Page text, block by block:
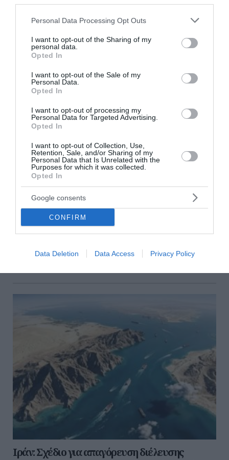
Please note that this website/app uses one or more Google
not limited to your visit or usage behaviour. You may click to
grant or deny consent to Google and its third-party tags to
use your data for below specified purposes in below Google
consent section.
Personal Data Processing Opt Outs
I want to opt-out of the Sharing of my
personal data.
Opted In
I want to opt-out of the Sale of my
Personal Data.
Opted In
I want to opt-out of processing my
Personal Data for Targeted Advertising.
Opted In
I want to opt-out of Collection, Use,
Retention, Sale, and/or Sharing of my
Personal Data that Is Unrelated with the
Purposes for which it was collected.
Opted In
Google consents
CONFIRM
Data Deletion Data Access Privacy Policy
Νέο σχέδιο Πούτιν «βλέπουν» οι ΗΠΑ - Το
σενάριο που τρομάζει το ΝΑΤΟ
Νέα έρευνα των μυστικών υπηρεσιών των Ηνωμένων
Πολιτειών αλλάζει τα δεδομένα για τη Ρωσία. Οι ΗΠΑ
επόμενα χρόνια να επιχειρήσει...
Ιράν: Σχέδιο για απαγόρευση διέλευσης